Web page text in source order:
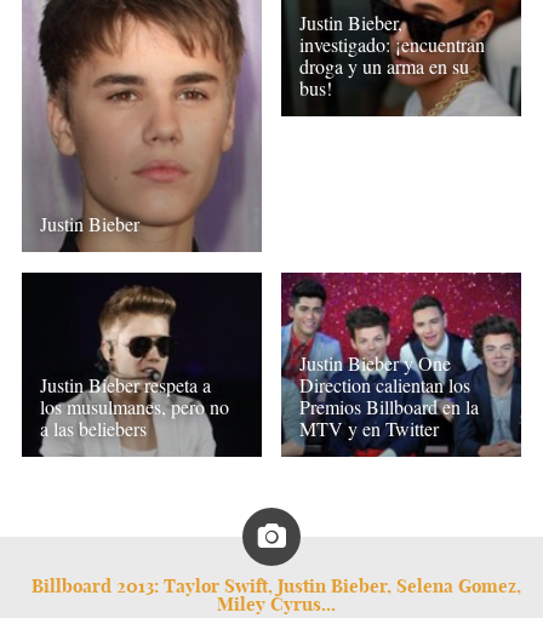
Justin Bieber
Justin Bieber,
investigado: ¡encuentran
droga y un arma en su
bus!
Justin Bieber respeta a
los musulmanes, pero no
a las beliebers
Justin Bieber y One
Direction calientan los
Premios Billboard en la
MTV y en Twitter
Billboard 2013: Taylor Swift, Justin Bieber, Selena Gomez,
Miley Cyrus...